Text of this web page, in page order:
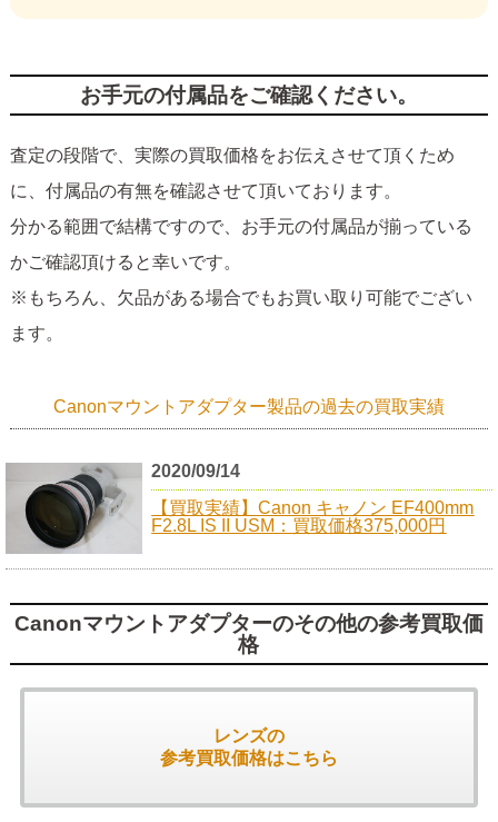
お手元の付属品をご確認ください。
査定の段階で、実際の買取価格をお伝えさせて頂くため
に、付属品の有無を確認させて頂いております。
分かる範囲で結構ですので、お手元の付属品が揃っている
かご確認頂けると幸いです。
※もちろん、欠品がある場合でもお買い取り可能でござい
ます。
Canonマウントアダプター製品の過去の買取実績
2020/09/14
【買取実績】Canon キャノン EF400mm
F2.8L IS II USM：買取価格375,000円
Canonマウントアダプターのその他の参考買取価
格
レンズの
参考買取価格はこちら